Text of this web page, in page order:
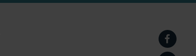
在